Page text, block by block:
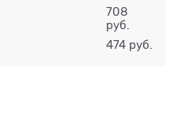
708
руб.
474 руб.